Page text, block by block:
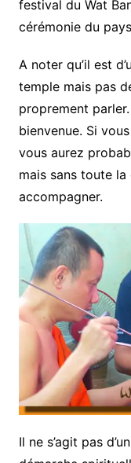
festival du Wat
cérémonie du
A noter qu’il est
temple mais pas
proprement
bienvenue. Si
vous aurez
mais sans toute
accompagner.
Il ne s’agit pas